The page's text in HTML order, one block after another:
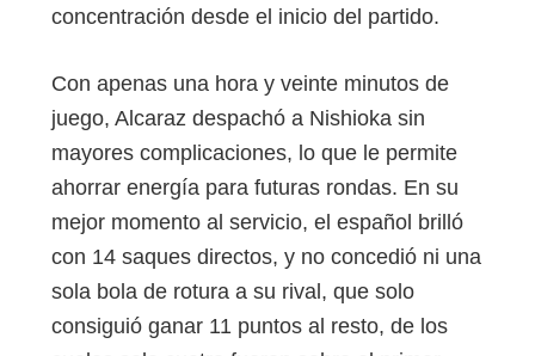
concentración desde el inicio del partido.
Con apenas una hora y veinte minutos de
juego, Alcaraz despachó a Nishioka sin
mayores complicaciones, lo que le permite
ahorrar energía para futuras rondas. En su
mejor momento al servicio, el español brilló
con 14 saques directos, y no concedió ni una
sola bola de rotura a su rival, que solo
consiguió ganar 11 puntos al resto, de los